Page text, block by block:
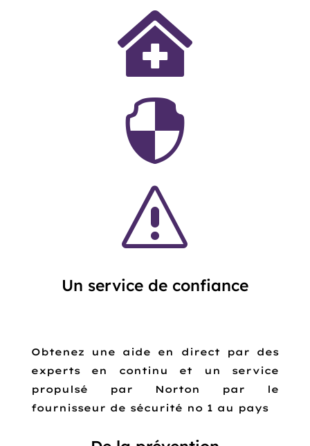


s
Un service de confiance
Obtenez une aide en direct par des
experts en continu et un service
propulsé par Norton par le
fournisseur de sécurité no 1 au pays